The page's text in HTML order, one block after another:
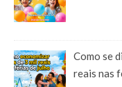
Como se
reais nas